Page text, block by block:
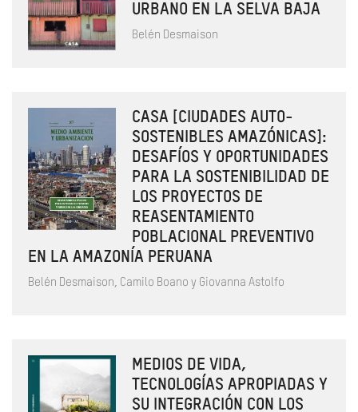
URBANO EN LA SELVA BAJA
Belén Desmaison
CASA [CIUDADES AUTO-
SOSTENIBLES AMAZÓNICAS]:
DESAFÍOS Y OPORTUNIDADES
PARA LA SOSTENIBILIDAD DE
LOS PROYECTOS DE
REASENTAMIENTO
POBLACIONAL PREVENTIVO
EN LA AMAZONÍA PERUANA
Belén Desmaison, Camilo Boano y Giovanna Astolfo
MEDIOS DE VIDA,
TECNOLOGÍAS APROPIADAS Y
SU INTEGRACIÓN CON LOS